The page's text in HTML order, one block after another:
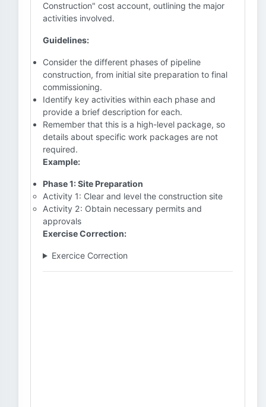
Construction" cost account, outlining the major
activities involved.
Guidelines:
Consider the different phases of pipeline
construction, from initial site preparation to final
commissioning.
Identify key activities within each phase and
provide a brief description for each.
Remember that this is a high-level package, so
details about specific work packages are not
required.
Example:
Phase 1: Site Preparation
Activity 1: Clear and level the construction site
Activity 2: Obtain necessary permits and
approvals
Exercise Correction:
Exercice Correction